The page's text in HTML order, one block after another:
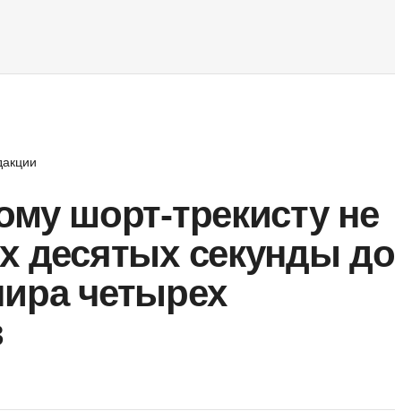
шорт-трекисту не
десятых секунды до
четырех